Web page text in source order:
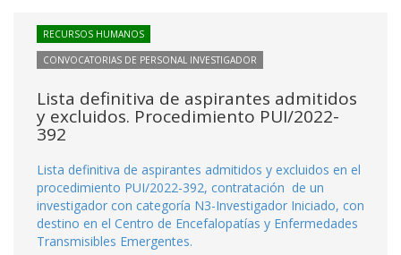
RECURSOS HUMANOS
CONVOCATORIAS DE PERSONAL INVESTIGADOR
Lista definitiva de aspirantes admitidos
y excluidos. Procedimiento PUI/2022-
392
Lista definitiva de aspirantes admitidos y excluidos en el
procedimiento PUI/2022-392, contratación de un
investigador con categoría N3-Investigador Iniciado, con
destino en el Centro de Encefalopatías y Enfermedades
Transmisibles Emergentes.